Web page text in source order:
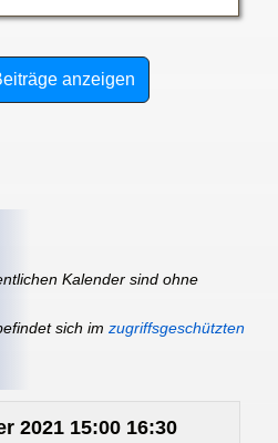
anzeigen
Kalender sind ohne
sich im zugriffsgeschützten
202115:00 16:30